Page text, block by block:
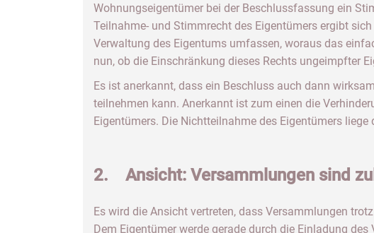
Wohnungseigentümer bei der Beschlussfassung ein
Teilnahme- und Stimmrecht des Eigentümers ergibt
Verwaltung des Eigentums umfassen, woraus das
nun, ob die Einschränkung dieses Rechts ungeimpfter
Es ist anerkannt, dass ein Beschluss auch dann
teilnehmen kann. Anerkannt ist zum einen die
Eigentümers. Die Nichtteilnahme des Eigentümers
2. Ansicht: Versammlungen sind
Es wird die Ansicht vertreten, dass Versammlungen
Dem Eigentümer werde gerade durch die Einladung